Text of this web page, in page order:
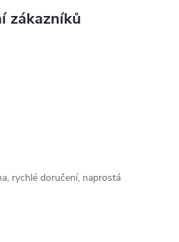
zákazníků
rychlé doručení, naprostá